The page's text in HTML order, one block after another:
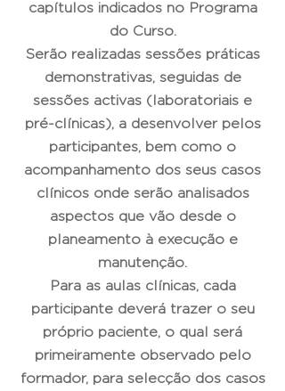
capítulos indicados no Programa
do Curso.
Serão realizadas sessões práticas
demonstrativas, seguidas de
sessões activas (laboratoriais e
pré-clínicas), a desenvolver pelos
participantes, bem como o
acompanhamento dos seus casos
clínicos onde serão analisados
aspectos que vão desde o
planeamento à execução e
manutenção.
Para as aulas clínicas, cada
participante deverá trazer o seu
próprio paciente, o qual será
primeiramente observado pelo
formador, para selecção dos casos